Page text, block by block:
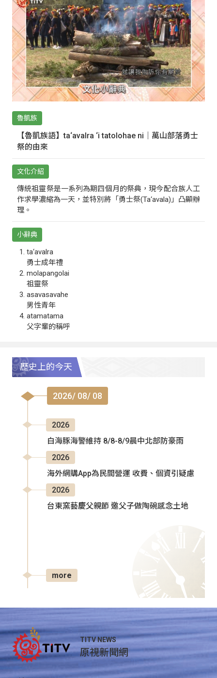
魯凱族
【魯凱族語】ta‘avalra ‘i tatolohae ni｜萬山部落勇士
祭的由來
文化介紹
傳統祖靈祭是一系列為期四個月的祭典，現今配合族人工
作求學濃縮為一天，並特別將「勇士祭(Ta‘avala)」凸顯辦
理。
小辭典
ta‘avalra
勇士成年禮
molapangolai
祖靈祭
asavasavahe
男性青年
atamatama
父字輩的稱呼
歷史上的今天
2026/ 08/ 08
2026
白海豚海警維持 8/8-8/9晨中北部防豪雨
2026
海外網購App為民間營運 收費、個資引疑慮
2026
台東窯藝慶父親節 邀父子做陶碗感念土地
more
TITV NEWS
原視新聞網